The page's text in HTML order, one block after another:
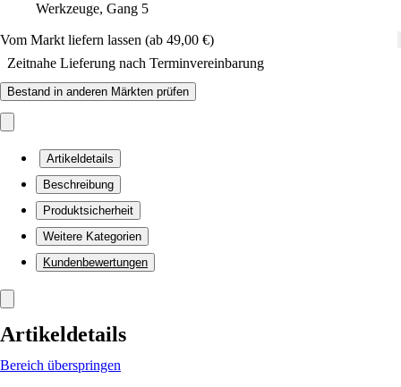
Werkzeuge, Gang 5
Vom Markt liefern lassen (ab 49,00 €)
Zeitnahe Lieferung nach Terminvereinbarung
Bestand in anderen Märkten prüfen
Artikeldetails
Beschreibung
Produktsicherheit
Weitere Kategorien
Kundenbewertungen
Artikeldetails
Bereich überspringen